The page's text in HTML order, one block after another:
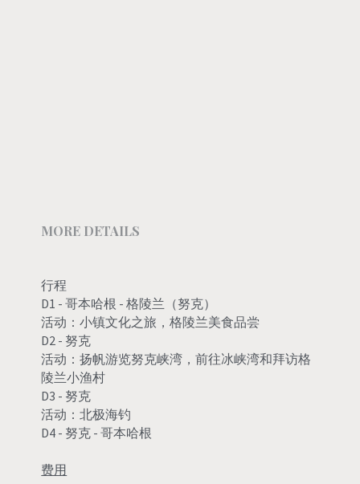
MORE DETAILS
行程
D1 - 哥本哈根 - 格陵兰（努克）
活动：小镇文化之旅，格陵兰美食品尝
D2 - 努克
活动：扬帆游览努克峡湾，前往冰峡湾和拜访格
陵兰小渔村
D3 - 努克
活动：北极海钓
D4 - 努克 - 哥本哈根
费用